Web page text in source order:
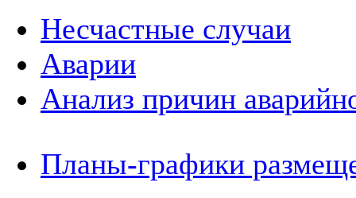
Несчастные случаи
Аварии
Анализ причин
Планы-графики